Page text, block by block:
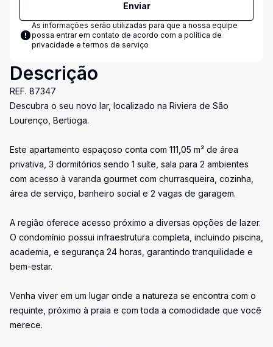
Enviar
As informações serão utilizadas para que a nossa equipe
possa entrar em contato de acordo com a política de
privacidade e termos de serviço
Descrição
REF. 87347
Descubra o seu novo lar, localizado na Riviera de São
Lourenço, Bertioga.
Este apartamento espaçoso conta com 111,05 m² de área
privativa, 3 dormitórios sendo 1 suíte, sala para 2 ambientes
com acesso à varanda gourmet com churrasqueira, cozinha,
área de serviço, banheiro social e 2 vagas de garagem.
A região oferece acesso próximo a diversas opções de lazer.
O condomínio possui infraestrutura completa, incluindo piscina,
academia, e segurança 24 horas, garantindo tranquilidade e
bem-estar.
Venha viver em um lugar onde a natureza se encontra com o
requinte, próximo à praia e com toda a comodidade que você
merece.